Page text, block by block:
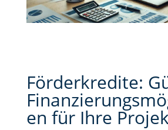
Förderkredite:
en für Ihre